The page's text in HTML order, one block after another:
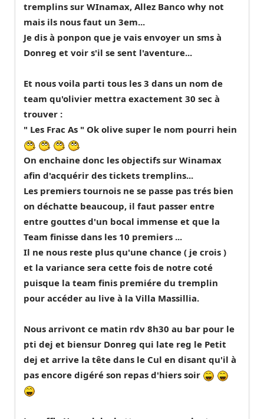
tremplins sur WInamax, Allez Banco why not
mais ils nous faut un 3em...
Je dis à ponpon que je vais envoyer un sms à
Donreg et voir s'il se sent l'aventure...
Et nous voila parti tous les 3 dans un nom de
team qu'olivier mettra exactement 30 sec à
trouver :
" Les Frac As " Ok olive super le nom pourri hein
On enchaine donc les objectifs sur Winamax
afin d'acquérir des tickets tremplins...
Les premiers tournois ne se passe pas trés bien
on déchatte beaucoup, il faut passer entre
entre gouttes d'un bocal immense et que la
Team finisse dans les 10 premiers ...
Il ne nous reste plus qu'une chance ( je crois )
et la variance sera cette fois de notre coté
puisque la team finis premiére du tremplin
pour accéder au live à la Villa Massillia.
Nous arrivont ce matin rdv 8h30 au bar pour le
pti dej et biensur Donreg qui late reg le Petit
dej et arrive la tête dans le Cul en disant qu'il à
pas encore digéré son repas d'hiers soir